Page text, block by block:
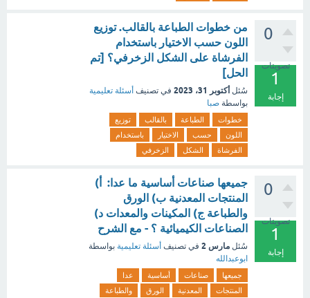
0
تصويتات
1
إجابة
من خطوات الطباعة بالقالب. توزيع
اللون حسب الاختيار باستخدام
الفرشاة على الشكل الزخرفي؟ [تم
الحل]
سُئل أكتوبر 31، 2023 في تصنيف أسئلة تعليمية
بواسطة صبا
خطوات الطباعة بالقالب
توزيع
اللون
حسب الاختيار
باستخدام
الفرشاة
الشكل الزخرفي
0
تصويتات
1
إجابة
جميعها صناعات أساسية ما عدا: أ)
المنتجات المعدنية ب) الورق
والطباعة ج) المكينات والمعدات د)
الصناعات الكيميائية ؟ - مع الشرح
سُئل مارس 2 في تصنيف أسئلة تعليمية بواسطة
ابوعبدالله
جميعها صناعات أساسية
عدا
المنتجات
المعدنية الورق والطباعة